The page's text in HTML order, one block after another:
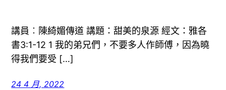
講員︰陳綺媚傳道 講題：甜美的泉源 經文：雅各
書3:1-12 1 我的弟兄們，不要多人作師傅，因為曉
得我們要受 […]
24 4 月, 2022